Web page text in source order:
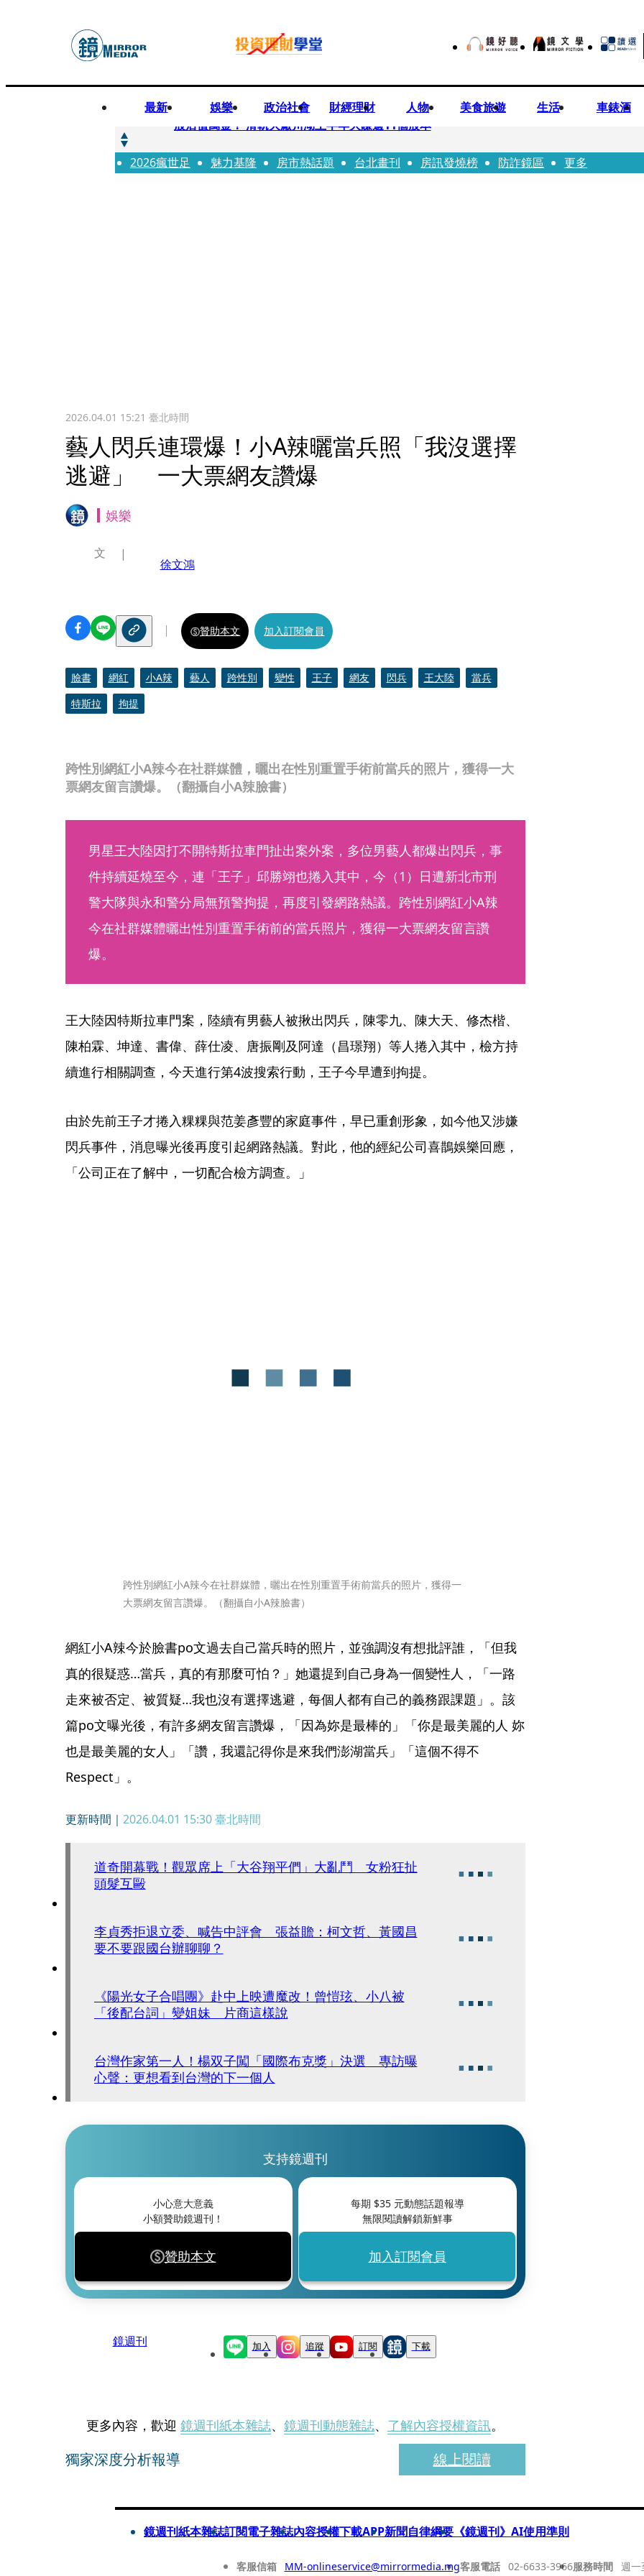
最新 娛樂 政治社會 財經理財 人物 美食旅遊 生活 車錶酒
快訊
股后值萬金！ 滑軌大廠川湖上半年大賺逾11個股本
快訊
詐騙慈濟10億元佣金案 中院裁定女律師4人羈押禁見1人交保
2026瘋世足 魅力基隆 房市熱話題 台北畫刊 房訊發燒榜 防詐鏡區 更多
2026.04.01 15:21 臺北時間
藝人閃兵連環爆！小A辣曬當兵照「我沒選擇
逃避」 一大票網友讚爆
娛樂
跨性別網紅小A辣今在社群媒體，曬出在性別重置手術前當兵的照片，獲得一大
票網友留言讚爆。（翻攝自小A辣臉書）
文
徐文鴻
贊助本文 加入訂閱會員
臉書 網紅 小A辣 藝人 跨性別 變性 王子 網友 閃兵 王大陸
當兵
特斯拉
拘提
男星王大陸因打不開特斯拉車門扯出案外案，多位男藝人都爆出閃兵，事
件持續延燒至今，連「王子」邱勝翊也捲入其中，今（1）日遭新北市刑
警大隊與永和警分局無預警拘提，再度引發網路熱議。跨性別網紅小A辣
今在社群媒體曬出性別重置手術前的當兵照片，獲得一大票網友留言讚
爆。
王大陸因特斯拉車門案，陸續有男藝人被揪出閃兵，陳零九、陳大天、修杰楷、
陳柏霖、坤達、書偉、薛仕凌、唐振剛及阿達（昌璟翔）等人捲入其中，檢方持
續進行相關調查，今天進行第4波搜索行動，王子今早遭到拘提。
由於先前王子才捲入粿粿與范姜彥豐的家庭事件，早已重創形象，如今他又涉嫌
閃兵事件，消息曝光後再度引起網路熱議。對此，他的經紀公司喜鵲娛樂回應，
「公司正在了解中，一切配合檢方調查。」
跨性別網紅小A辣今在社群媒體，曬出在性別重置手術前當兵的照片，獲得一
大票網友留言讚爆。（翻攝自小A辣臉書）
網紅小A辣今於臉書po文過去自己當兵時的照片，並強調沒有想批評誰，「但我
真的很疑惑…當兵，真的有那麼可怕？」她還提到自己身為一個變性人，「一路
走來被否定、被質疑…我也沒有選擇逃避，每個人都有自己的義務跟課題」。該
篇po文曝光後，有許多網友留言讚爆，「因為妳是最棒的」「你是最美麗的人 妳
也是最美麗的女人」「讚，我還記得你是來我們澎湖當兵」「這個不得不
Respect」。
更新時間｜ 2026.04.01 15:30臺北時間
道奇開幕戰！觀眾席上「大谷翔平們」大亂鬥 女粉狂扯
頭髮互毆
李貞秀拒退立委、喊告中評會 張益贍：柯文哲、黃國昌
要不要跟國台辦聊聊？
《陽光女子合唱團》赴中上映遭魔改！曾愷玹、小八被
「後配台詞」變姐妹 片商這樣說
台灣作家第一人！楊双子闖「國際布克獎」決選 專訪曝
心聲：更想看到台灣的下一個人
支持鏡週刊
小心意大意義
小額贊助鏡週刊！
贊助本文
每期 $35元動態話題報導
無限閱讀解鎖新鮮事
加入訂閱會員
鏡週刊 加入 追蹤 訂閱 下載
更多內容，歡迎 鏡週刊紙本雜誌、 鏡週刊動態雜誌、 了解內容授權資訊。
獨家深度分析報導 線上閱讀
鏡週刊紙本雜誌訂閱電子雜誌內容授權下載APP新聞自律綱要 《鏡週刊》AI使用準則
客服信箱 MM-onlineservice@mirrormedia.mg客服電話 02-6633-3966服務時間 週一